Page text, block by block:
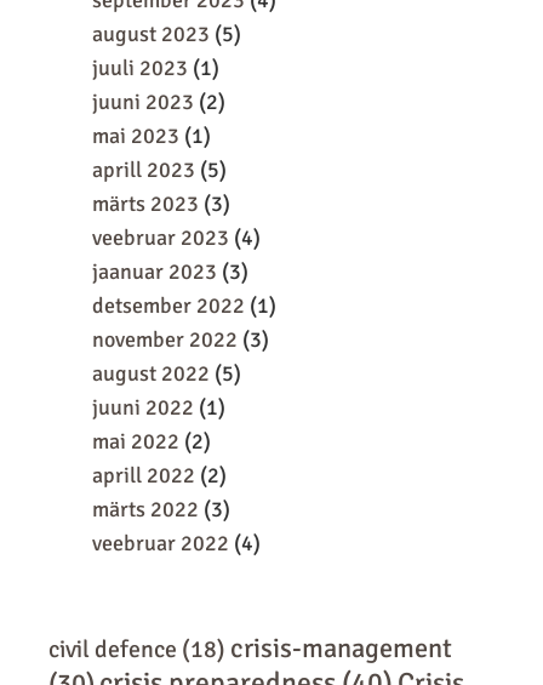
august 2023 (5)
juuli 2023 (1)
juuni 2023 (2)
mai 2023 (1)
aprill 2023 (5)
märts 2023 (3)
veebruar 2023 (4)
jaanuar 2023 (3)
detsember 2022 (1)
november 2022 (3)
august 2022 (5)
juuni 2022 (1)
mai 2022 (2)
aprill 2022 (2)
märts 2022 (3)
veebruar 2022 (4)
civil defence (18) crisis-management